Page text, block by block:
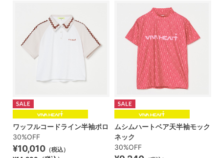
ワッフルコードライン半袖ポロ
30%OFF
¥10,010 （税込）
ムシムハートベア天半袖モック
ネック
30%OFF